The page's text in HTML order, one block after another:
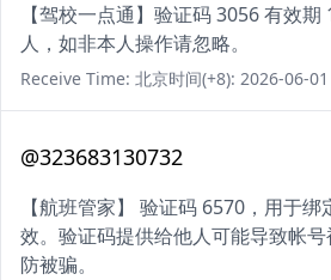
【驾校一点通】验证码 3056 有效
人，如非本人操作请忽略。
Receive Time: 北京时间(+8): 2026-06-
@323683130732
【航班管家】 验证码 6570，用于
效。验证码提供给他人可能导致帐
防被骗。